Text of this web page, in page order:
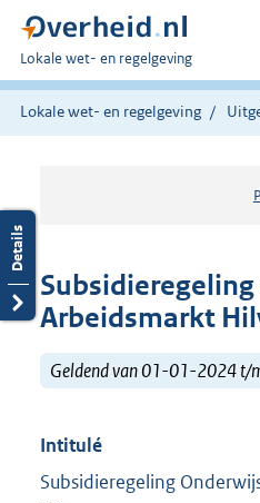
U
bent
hier:
Lokale wet- en regelgeving
Lokale wet- en regelgeving
Arbeidsmarkt
Geldend van 01-01-2024 t/
Intitulé
Subsidieregeling